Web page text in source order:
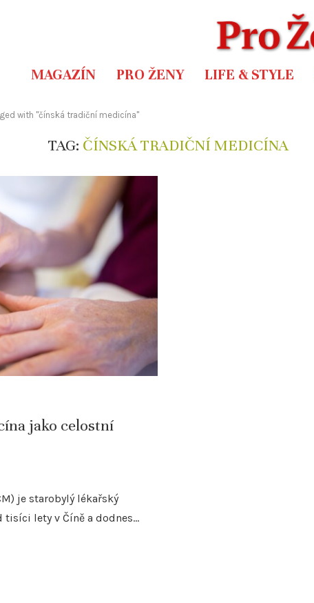
MAGAZÍN PRO ŽENY LIFE & STYLE
with "čínská tradiční medicína"
TAG: ČÍNSKÁ TRADIČNÍ MEDICÍNA
jako celostní
je starobylý lékařský
tisíci lety v Číně a dodnes…